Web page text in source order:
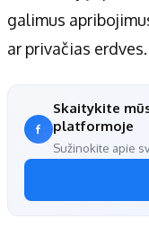
galimus
ar privačias erdves.
Skaitykite
platformoje
Sužinokite apie